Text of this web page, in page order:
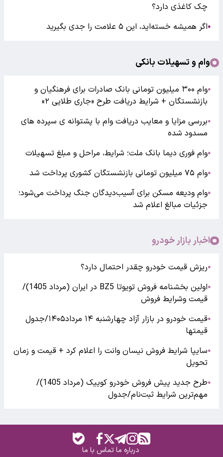
چک کاغذی دارد؟
●اگر همیشه خسته‌اید، این ۵ علامت را جدی بگیرید
وام و تسهیلات بانکی
●
وام ۳۰۰ میلیون تومانی بانک صادرات برای فرهنگیان و
بازنشستگان + شرایط دریافت طرح «جاری طلایی ۲»
●بررسی مزایا و معایب دریافت وام با پشتوانه ی سپرده های
مسدود شده
●وام فوری دیما بانک ملت؛ شرایط، مراحل و مبلغ تسهیلات
●وام ۷۵ میلیون تومانی بازنشستگان کشوری پرداخت شد
●وام ودیعه مسکن برای آسیب‌دیدگان جنگ پرداخت می‌شود؛
جزئیات مبالغ اعلام شد
اخبار بازار خودرو
●ریزش قیمت خودرو چقدر احتمال دارد؟
●
اولین بخشنامه فروش تویوتا BZ5 در ایران (مرداد 1405)/
قیمت وشرایط فروش
●
قیمت خودرو در بازار آزاد چهارشنبه ۱۴ مرداد۱۴۰۵/جدول
قیمتها
●سایپا شرایط فروش نیسان وانت را اعلام کرد + قیمت و زمان
تحویل
●
طرح جدید پیش فروش خودرو کوییک (مرداد 1405)/
مهم‌ترین شرایط ثبت‌نام/جدول
درباره ماتماس با ما